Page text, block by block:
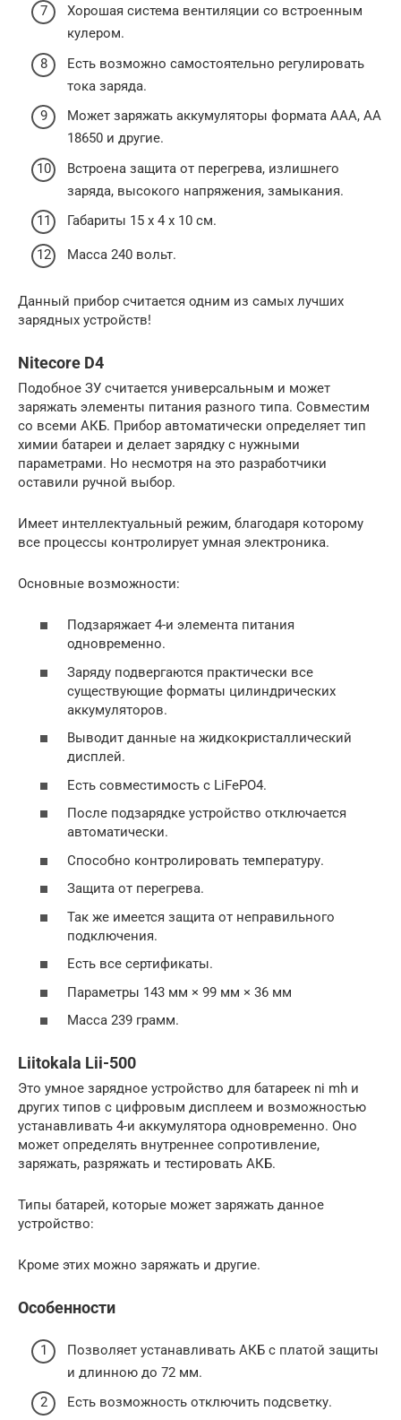
Хорошая система вентиляции со встроенным
кулером.
Есть возможно самостоятельно регулировать
тока заряда.
Может заряжать аккумуляторы формата ААА, АА
18650 и другие.
Встроена защита от перегрева, излишнего
заряда, высокого напряжения, замыкания.
Габариты 15 x 4 x 10 см.
Масса 240 вольт.
Данный прибор считается одним из самых лучших
зарядных устройств!
Nitecore D4
Подобное ЗУ считается универсальным и может
заряжать элементы питания разного типа. Совместим
со всеми АКБ. Прибор автоматически определяет тип
химии батареи и делает зарядку с нужными
параметрами. Но несмотря на это разработчики
оставили ручной выбор.
Имеет интеллектуальный режим, благодаря которому
все процессы контролирует умная электроника.
Основные возможности:
Подзаряжает 4-и элемента питания
одновременно.
Заряду подвергаются практически все
существующие форматы цилиндрических
аккумуляторов.
Выводит данные на жидкокристаллический
дисплей.
Есть совместимость с LiFePO4.
После подзарядке устройство отключается
автоматически.
Способно контролировать температуру.
Защита от перегрева.
Так же имеется защита от неправильного
подключения.
Есть все сертификаты.
Параметры 143 мм × 99 мм × 36 мм
Масса 239 грамм.
Liitokala Lii-500
Это умное зарядное устройство для батареек ni mh и
других типов с цифровым дисплеем и возможностью
устанавливать 4-и аккумулятора одновременно. Оно
может определять внутреннее сопротивление,
заряжать, разряжать и тестировать АКБ.
Типы батарей, которые может заряжать данное
устройство:
Кроме этих можно заряжать и другие.
Особенности
Позволяет устанавливать АКБ с платой защиты
и длинною до 72 мм.
Есть возможность отключить подсветку.